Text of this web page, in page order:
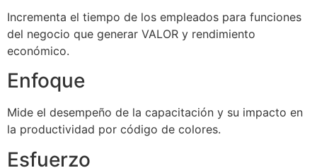
Incrementa el tiempo de los empleados para funciones
del negocio que generar VALOR y rendimiento
económico.
Enfoque
Mide el desempeño de la capacitación y su impacto en
la productividad por código de colores.
Esfuerzo